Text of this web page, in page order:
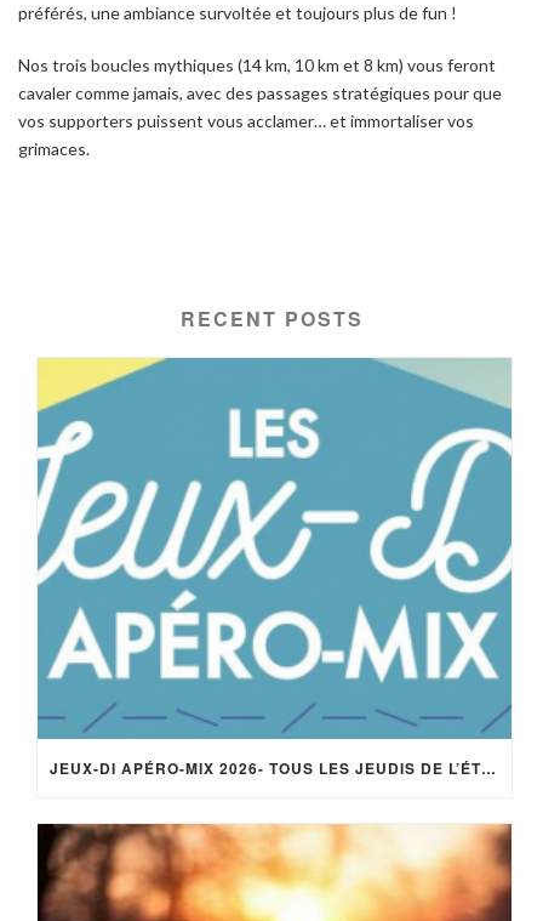
préférés, une ambiance survoltée et toujours plus de fun !
Nos trois boucles mythiques (14 km, 10 km et 8 km) vous feront
cavaler comme jamais, avec des passages stratégiques pour que
vos supporters puissent vous acclamer… et immortaliser vos
grimaces.
RECENT POSTS
JEUX-DI APÉRO-MIX 2026- TOUS LES JEUDIS DE L’ÉTÉ – 18H/22H –